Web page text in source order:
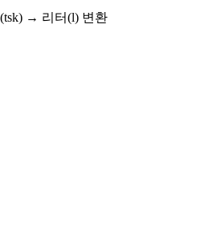
→ 리터(l) 변환